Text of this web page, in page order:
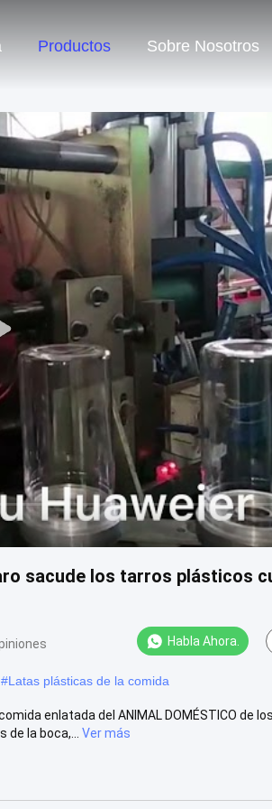
Productos Sobre Nosotros
sacude los tarros plásticos
Habla Ahora.
#Latas plásticas de la comida
enlatada del ANIMAL DOMÉSTICO de
la boca,...
Ver más